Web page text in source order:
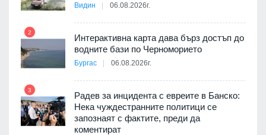
Видин 06.08.2026г.
2
Интерактивна карта дава бърз достъп до
водните бази по Черноморието
Бургас 06.08.2026г.
3
Радев за инцидента с евреите в Банско:
Нека чуждестранните политици се
запознаят с фактите, преди да
коментират